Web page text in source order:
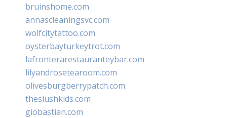
bruinshome.com
annascleaningsvc.com
wolfcitytattoo.com
oysterbayturkeytrot.com
lafronterarestauranteybar.com
lilyandrosetearoom.com
olivesburgberrypatch.com
theslushkids.com
giobastian.com